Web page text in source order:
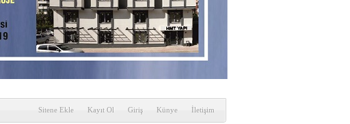
Sitene Ekle Kayıt Ol Giriş Künye İletişim